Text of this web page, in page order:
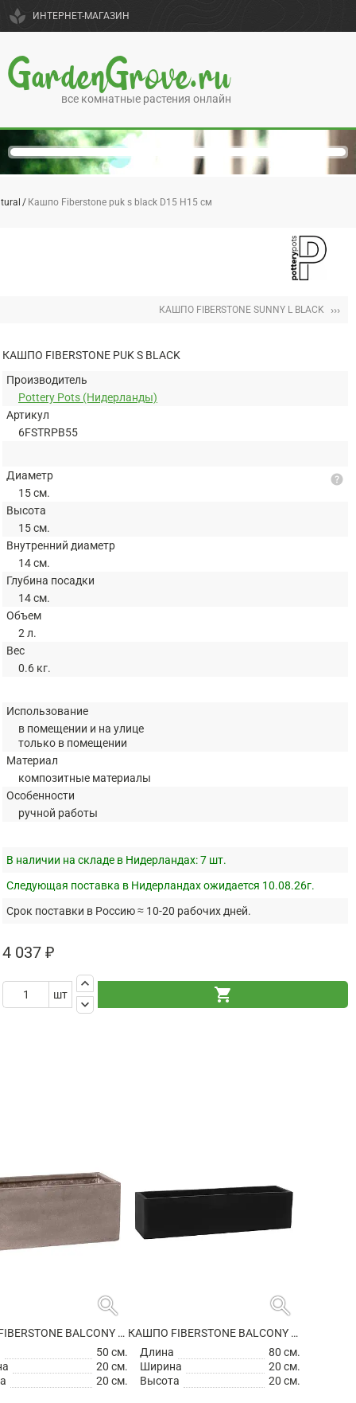
spa ИНТЕРНЕТ-МАГАЗИН
GardenGrove.ru
все комнатные растения онлайн
Кашпо Fiberstone puk s black D15 H15 см
КАШПО FIBERSTONE SUNNY L BLACK ›››
КАШПО FIBERSTONE PUK S BLACK
Производитель
Pottery Pots (Нидерланды)
Артикул
6FSTRPB55
Диаметр
15 см.
Высота
15 см.
Внутренний диаметр
14 см.
Глубина посадки
14 см.
Объем
2 л.
Вес
0.6 кг.
help
Использование
в помещении и на улице
только в помещении
Материал
композитные материалы
Особенности
ручной работы
В наличии на складе в Нидерландах:7 шт.
Следующая поставка в Нидерландах ожидается 10.08.26г.
Срок поставки в Россию ≈ 10-20 рабочих дней.
4 037 ₽
шт
keyboard_arrow_up
keyboard_arrow_down
shopping_cart
search
КАШПО FIBERSTONE BALCONY S, TAUPE
50 см.
20 см.
20 см.
search
КАШПО FIBERSTONE BALCONY XL BLACK
Длина
80 см.
Ширина
20 см.
Высота
20 см.